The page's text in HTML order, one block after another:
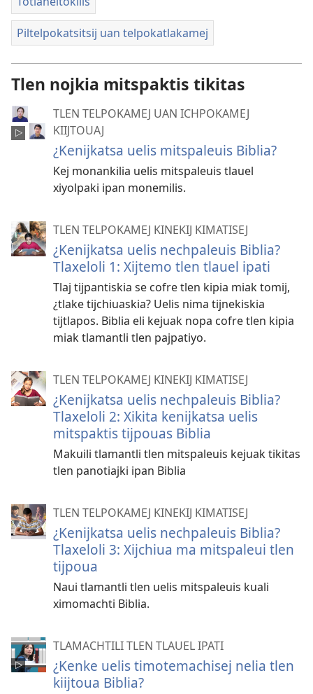
Piltelpokatsitsij uan telpokatlakamej
Tlen nojkia mitspaktis tikitas
TLEN TELPOKAMEJ UAN ICHPOKAMEJ
KIIJTOUAJ
¿Kenijkatsa uelis mitspaleuis Biblia?
Kej monankilia uelis mitspaleuis tlauel
xiyolpaki ipan monemilis.
TLEN TELPOKAMEJ KINEKIJ KIMATISEJ
¿Kenijkatsa uelis nechpaleuis Biblia?
Tlaxeloli 1: Xijtemo tlen tlauel ipati
Tlaj tijpantiskia se cofre tlen kipia miak tomij,
¿tlake tijchiuaskia? Uelis nima tijnekiskia
tijtlapos. Biblia eli kejuak nopa cofre tlen kipia
miak tlamantli tlen pajpatiyo.
TLEN TELPOKAMEJ KINEKIJ KIMATISEJ
¿Kenijkatsa uelis nechpaleuis Biblia?
Tlaxeloli 2: Xikita kenijkatsa uelis
mitspaktis tijpouas Biblia
Makuili tlamantli tlen mitspaleuis kejuak tikitas
tlen panotiajki ipan Biblia
TLEN TELPOKAMEJ KINEKIJ KIMATISEJ
¿Kenijkatsa uelis nechpaleuis Biblia?
Tlaxeloli 3: Xijchiua ma mitspaleui tlen
tijpoua
Naui tlamantli tlen uelis mitspaleuis kuali
ximomachti Biblia.
TLAMACHTILI TLEN TLAUEL IPATI
¿Kenke uelis timotemachisej nelia tlen
kiijtoua Biblia?